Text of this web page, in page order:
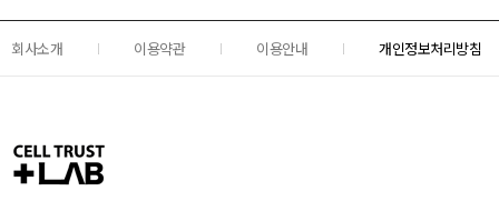
회사소개 이용약관 이용안내 개인정보처리방침